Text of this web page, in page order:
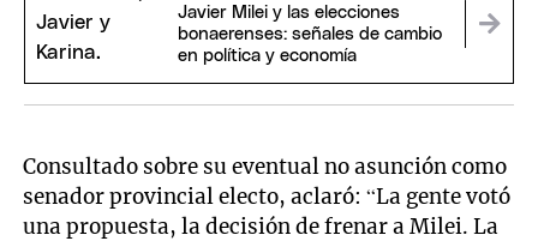
Javier Milei y las elecciones
bonaerenses: señales de cambio
en política y economía
Consultado sobre su eventual no asunción como
senador provincial electo, aclaró: “La gente votó
una propuesta, la decisión de frenar a Milei. La